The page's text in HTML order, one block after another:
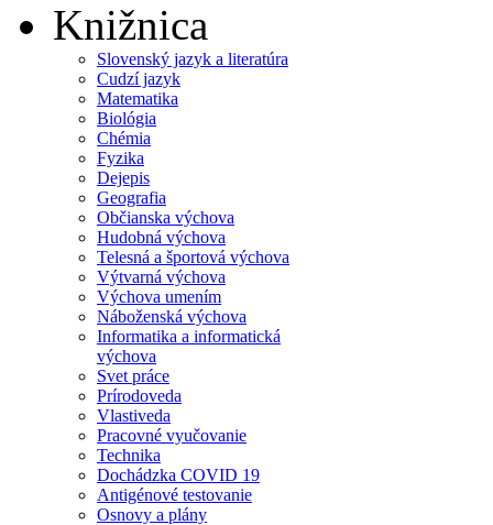
Knižnica
Slovenský jazyk a literatúra
Cudzí jazyk
Matematika
Biológia
Chémia
Fyzika
Dejepis
Geografia
Občianska výchova
Hudobná výchova
Telesná a športová výchova
Výtvarná výchova
Výchova umením
Náboženská výchova
Informatika a informatická
výchova
Svet práce
Prírodoveda
Vlastiveda
Pracovné vyučovanie
Technika
Dochádzka COVID 19
Antigénové testovanie
Osnovy a plány